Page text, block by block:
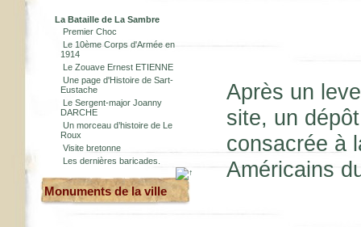
La Bataille de La Sambre
Premier Choc
Le 10ème Corps d'Armée en
1914
Le Zouave Ernest ETIENNE
Une page d'Histoire de Sart-
Eustache
Le Sergent-major Joanny
DARCHE
Un morceau d’histoire de Le
Roux
Visite bretonne
Les dernières baricades.
Monuments de la ville
Après un
site, un
consacrée à
Américains